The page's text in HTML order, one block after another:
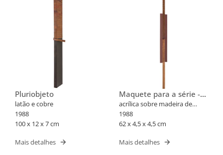
Pluriobjeto
latão e cobre
1988
100 x 12 x 7 cm
Mais detalhes
Maquete para a série -
Pluriobjeto A6
acrílica sobre madeira de
cedro polida
1988
62 x 4,5 x 4,5 cm
Mais detalhes